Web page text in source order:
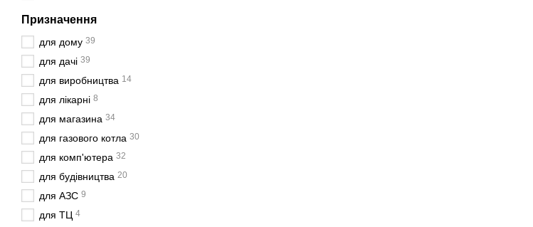
Призначення
для дому 39
для дачі 39
для виробництва 14
для лікарні 8
для магазина 34
для газового котла 30
для комп'ютера 32
для будівництва 20
для АЗС 9
для ТЦ 4